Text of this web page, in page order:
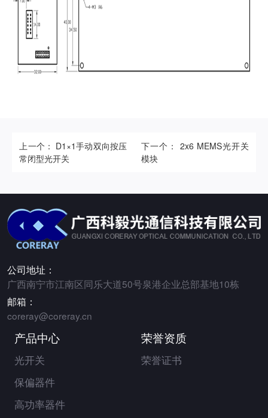
上一个： D1×1手动双向按压
常闭型光开关
下一个： 2x6 MEMS光开关
模块
公司地址：
广西南宁市江南区同乐大道50号泉港企业总部基地10栋
邮箱：
coreray@coreray.cn
产品中心
光开关
保偏器件
高功率器件
荣誉资质
荣誉证书